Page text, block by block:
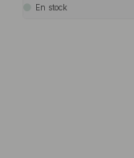
En stock